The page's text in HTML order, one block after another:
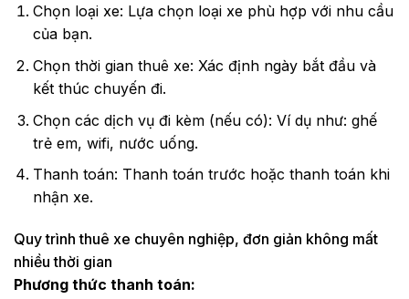
Chọn loại xe: Lựa chọn loại xe phù hợp với nhu cầu
của bạn.
Chọn thời gian thuê xe: Xác định ngày bắt đầu và
kết thúc chuyến đi.
Chọn các dịch vụ đi kèm (nếu có): Ví dụ như: ghế
trẻ em, wifi, nước uống.
Thanh toán: Thanh toán trước hoặc thanh toán khi
nhận xe.
Quy trình thuê xe chuyên nghiệp, đơn giản không mất
nhiều thời gian
Phương thức thanh toán: